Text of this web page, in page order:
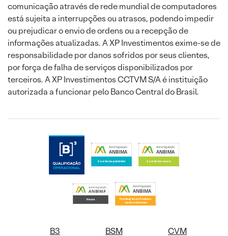
comunicação através de rede mundial de computadores
está sujeita a interrupções ou atrasos, podendo impedir
ou prejudicar o envio de ordens ou a recepção de
informações atualizadas. A XP Investimentos exime-se de
responsabilidade por danos sofridos por seus clientes,
por força de falha de serviços disponibilizados por
terceiros. A XP Investimentos CCTVM S/A é instituição
autorizada a funcionar pelo Banco Central do Brasil.
B3 BSM CVM